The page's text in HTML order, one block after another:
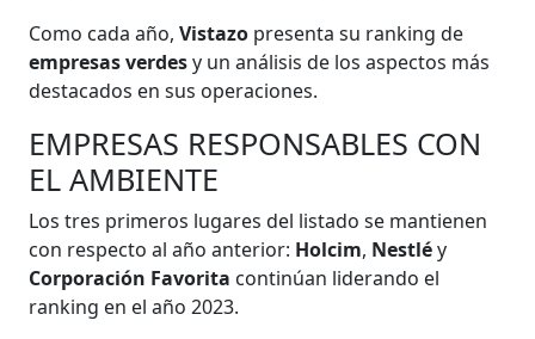
Como cada año,Vistazo presenta su ranking de
empresas verdesy un análisis de los aspectos más
destacados en sus operaciones.
EMPRESAS RESPONSABLES CON
EL AMBIENTE
Los tres primeros lugares del listado se mantienen
con respecto al año anterior: Holcim, Nestléy
Corporación Favorita continúan liderando el
ranking en el año 2023.